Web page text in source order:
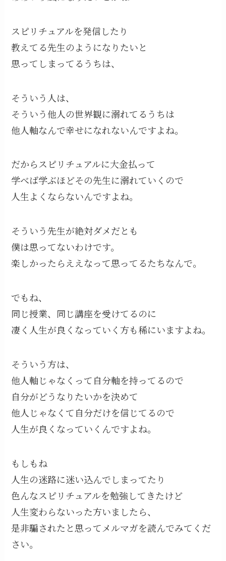
スピリチュアルを発信したり
教えてる先生のようになりたいと
思ってしまってるうちは、
そういう人は、
そういう他人の世界観に溺れてるうちは
他人軸なんで幸せになれないんですよね。
だからスピリチュアルに大金払って
学べば学ぶほどその先生に溺れていくので
人生よくならないんですよね。
そういう先生が絶対ダメだとも
僕は思ってないわけです。
楽しかったらええなって思ってるたちなんで。
でもね、
同じ授業、同じ講座を受けてるのに
凄く人生が良くなっていく方も稀にいますよね。
そういう方は、
他人軸じゃなくって自分軸を持ってるので
自分がどうなりたいかを決めて
他人じゃなくて自分だけを信じてるので
人生が良くなっていくんですよね。
もしもね
人生の迷路に迷い込んでしまってたり
色んなスピリチュアルを勉強してきたけど
人生変わらないった方いましたら、
是非騙されたと思ってメルマガを読んでみてくだ
さい。